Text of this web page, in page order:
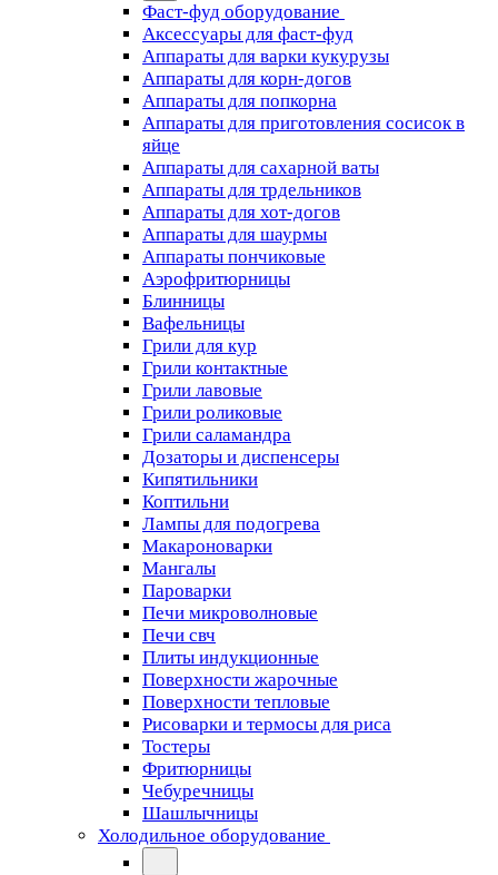
Фаст-фуд оборудование
Аксессуары для фаст-фуд
Аппараты для варки кукурузы
Аппараты для корн-догов
Аппараты для попкорна
Аппараты для приготовления сосисок в
яйце
Аппараты для сахарной ваты
Аппараты для трдельников
Аппараты для хот-догов
Аппараты для шаурмы
Аппараты пончиковые
Аэрофритюрницы
Блинницы
Вафельницы
Грили для кур
Грили контактные
Грили лавовые
Грили роликовые
Грили саламандра
Дозаторы и диспенсеры
Кипятильники
Коптильни
Лампы для подогрева
Макароноварки
Мангалы
Пароварки
Печи микроволновые
Печи свч
Плиты индукционные
Поверхности жарочные
Поверхности тепловые
Рисоварки и термосы для риса
Тостеры
Фритюрницы
Чебуречницы
Шашлычницы
Холодильное оборудование